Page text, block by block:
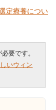
定療養につい
要です。
いウィン